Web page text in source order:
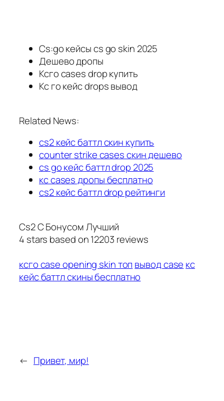
Cs:go кейсы cs go skin 2025
Дешево дропы
Ксго cases drop купить
Кс го кейс drops вывод
Related News:
cs2 кейс баттл скин купить
counter strike cases скин дешево
cs go кейс баттл drop 2025
кс cases дропы бесплатно
cs2 кейс баттл drop рейтинги
Cs2 С Бонусом Лучший
4 stars based on12203 reviews
ксго case opening skin топ вывод case кс
кейс баттл скины бесплатно
← Привет, мир!